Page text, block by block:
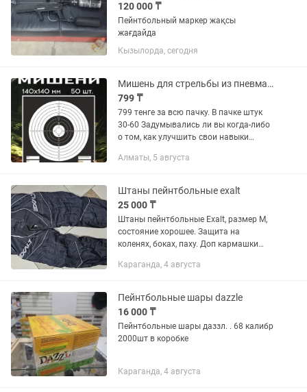
120 000 ₸
Пейнтбольный маркер жақсы
жағдайда
Кызылорда, сегодня
Мишень для стрельбы из пневматики
799 ₸
799 тенге за всю пачку. В пачке штук
30-60 Задумывались ли вы когда-либо
о том, как улучшить свои навыки
то, что вам нужно! Наша мишень для
Алматы, 5 августа
Штаны пейнтбольные exalt
25 000 ₸
Штаны пейнтбольные Exalt, размер М,
состояние хорошее. Защита на
коленях, боках, паху. Доп кармашки
Караганда, 4 августа
Пейнтбольные шары dazzle
16 000 ₸
Пейнтбольные шары даззл. . 68 калибр
2000шт в коробке
Караганда, 4 августа